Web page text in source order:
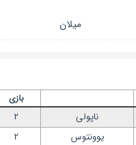
میلان
بازی
ناپولی 2
یوونتوس 2